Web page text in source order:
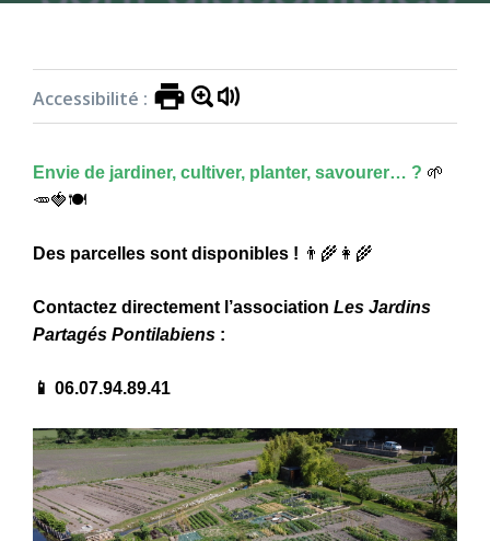
Accessibilité :
Envie de jardiner, cultiver, planter, savourer… ? 🌱
🥕🍓🍽
Des parcelles sont disponibles ! 👨‍🌾👩‍🌾
Contactez directement l’association Les Jardins
Partagés Pontilabiens :
📱 06.07.94.89.41